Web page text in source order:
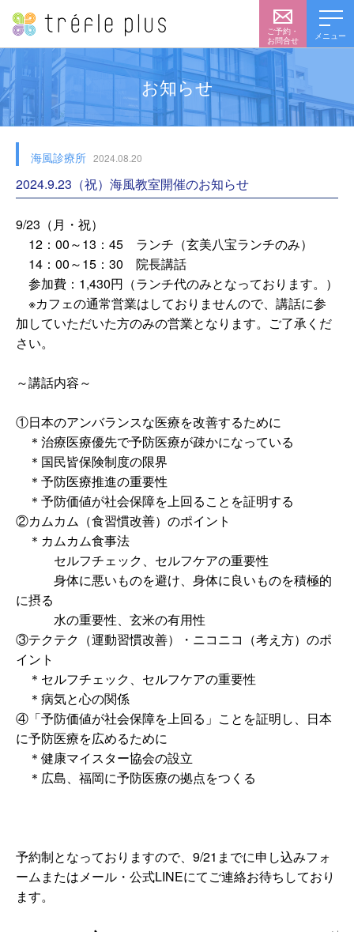
メニュー
ご予約・
お問合せ
お知らせ
海風診療所 2024.08.20
2024.9.23（祝）海風教室開催のお知らせ
9/23（月・祝）
12：00～13：45 ランチ（玄美八宝ランチのみ）
14：00～15：30 院長講話
参加費：1,430円（ランチ代のみとなっております。）
※カフェの通常営業はしておりませんので、講話に参
加していただいた方のみの営業となります。ご了承くだ
さい。
～講話内容～
①日本のアンバランスな医療を改善するために
＊治療医療優先で予防医療が疎かになっている
＊国民皆保険制度の限界
＊予防医療推進の重要性
＊予防価値が社会保障を上回ることを証明する
②カムカム（食習慣改善）のポイント
＊カムカム食事法
セルフチェック、セルフケアの重要性
身体に悪いものを避け、身体に良いものを積極的
に摂る
水の重要性、玄米の有用性
③テクテク（運動習慣改善）・ニコニコ（考え方）のポ
イント
＊セルフチェック、セルフケアの重要性
＊病気と心の関係
④「予防価値が社会保障を上回る」ことを証明し、日本
に予防医療を広めるために
＊健康マイスター協会の設立
＊広島、福岡に予防医療の拠点をつくる
予約制となっておりますので、9/21までに申し込みフォ
ームまたはメール・公式LINEにてご連絡お待ちしており
ます。